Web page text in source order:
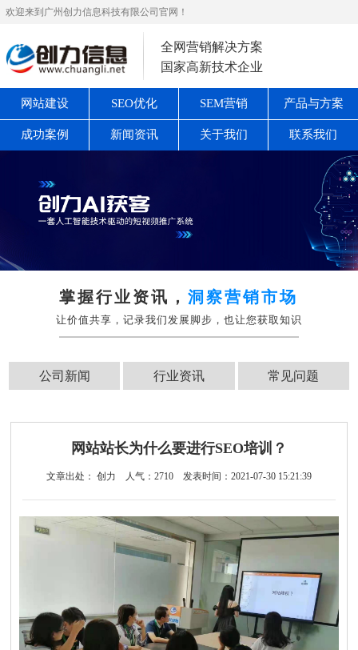
欢迎来到广州创力信息科技有限公司官网！
全网营销解决方案
国家高新技术企业
网站建设 SEO优化 SEM营销 产品与方案
成功案例 新闻资讯 关于我们 联系我们
掌握行业资讯，洞察营销市场
让价值共享，记录我们发展脚步，也让您获取知识
公司新闻 行业资讯 常见问题
网站站长为什么要进行SEO培训？
文章出处： 创力 人气： 2710 发表时间：2021-07-30 15:21:39